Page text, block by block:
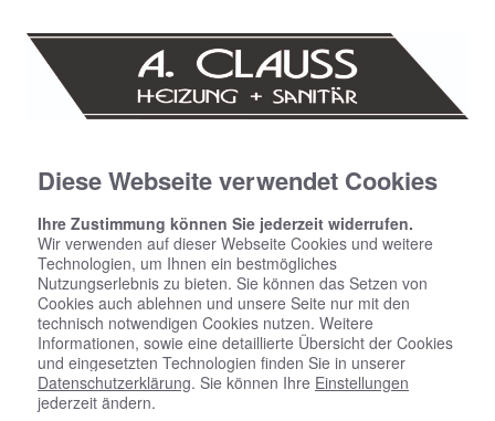
Diese Webseite verwendet Cookies
Ihre Zustimmung können Sie jederzeit widerrufen.
Wir verwenden auf dieser Webseite Cookies und weitere
Technologien, um Ihnen ein bestmögliches
Nutzungserlebnis zu bieten. Sie können das Setzen von
Cookies auch ablehnen und unsere Seite nur mit den
technisch notwendigen Cookies nutzen. Weitere
Informationen, sowie eine detaillierte Übersicht der Cookies
und eingesetzten Technologien finden Sie in unserer
Datenschutzerklärung. Sie können Ihre Einstellungen
jederzeit ändern.